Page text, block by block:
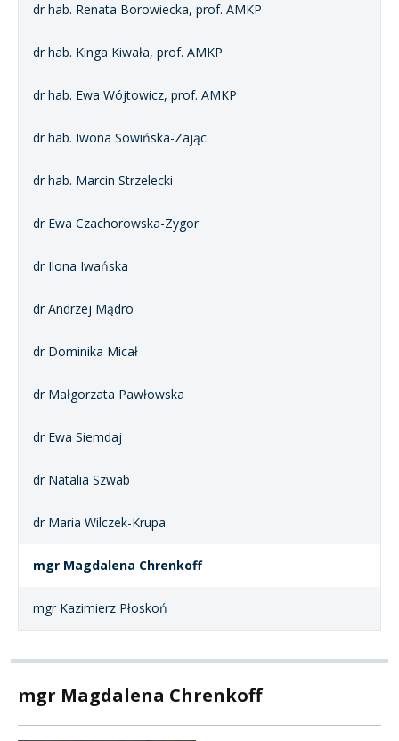
dr hab. Renata Borowiecka, prof. AMKP
dr hab. Kinga Kiwała, prof. AMKP
dr hab. Ewa Wójtowicz, prof. AMKP
dr hab. Iwona Sowińska-Zając
dr hab. Marcin Strzelecki
dr Ewa Czachorowska-Zygor
dr Ilona Iwańska
dr Andrzej Mądro
dr Dominika Micał
dr Małgorzata Pawłowska
dr Ewa Siemdaj
dr Natalia Szwab
dr Maria Wilczek-Krupa
mgr Magdalena Chrenkoff
mgr Kazimierz Płoskoń
mgr Magdalena Chrenkoff